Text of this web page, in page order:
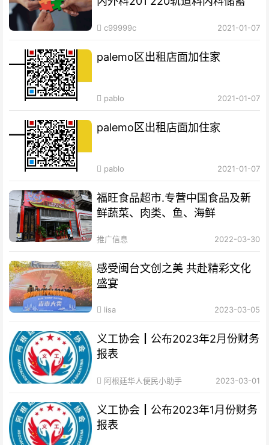
c99999c 2021-01-07
palemo区出租店面加住家
pablo 2021-01-07
palemo区出租店面加住家
pablo 2021-01-07
福旺食品超市.专营中国食品及新
鲜蔬菜、肉类、鱼、海鲜
推广信息 2022-03-30
感受闽台文创之美 共赴精彩文化
盛宴
lisa 2023-03-05
义工协会┃公布2023年2月份财务
报表
阿根廷华人便民小助手 2023-03-01
义工协会┃公布2023年1月份财务
报表